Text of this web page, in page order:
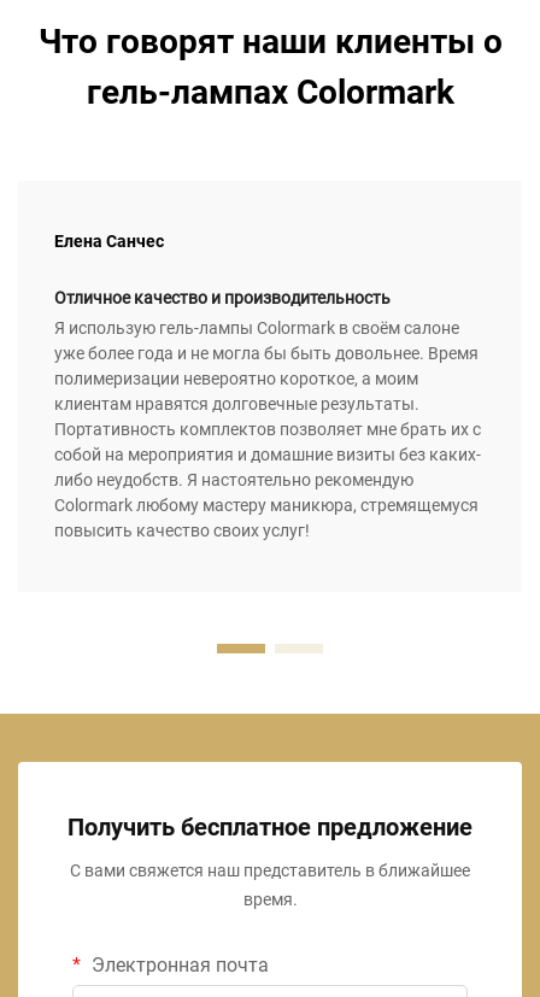
Что говорят наши клиенты о
гель-лампах Colormark
Елена Санчес
Отличное качество и производительность
Я использую гель-лампы Colormark в своём салоне
уже более года и не могла бы быть довольнее. Время
полимеризации невероятно короткое, а моим
клиентам нравятся долговечные результаты.
Портативность комплектов позволяет мне брать их с
собой на мероприятия и домашние визиты без каких-
либо неудобств. Я настоятельно рекомендую
Colormark любому мастеру маникюра, стремящемуся
повысить качество своих услуг!
Получить бесплатное предложение
С вами свяжется наш представитель в ближайшее
время.
Электронная почта